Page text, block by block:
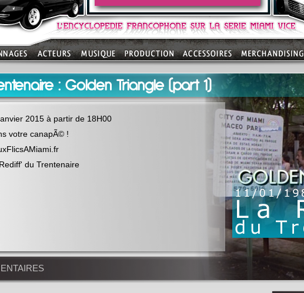
: Golden Triangle (part 1)
2015 à partir de 18H00
votre canapÃ© !
du Trentenaire